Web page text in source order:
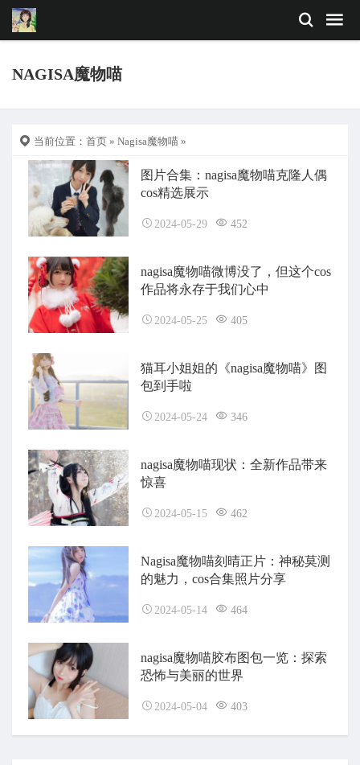
NAGISA魔物喵
当前位置： 首页 » Nagisa魔物喵 »
图片合集：nagisa魔物喵克隆人偶
cos精选展示
2024-05-29 452
nagisa魔物喵微博没了，但这个cos
作品将永存于我们心中
2024-05-25 405
猫耳小姐姐的《nagisa魔物喵》图
包到手啦
2024-05-24 346
nagisa魔物喵现状：全新作品带来
惊喜
2024-05-15 462
Nagisa魔物喵刻晴正片：神秘莫测
的魅力，cos合集照片分享
2024-05-14 464
nagisa魔物喵胶布图包一览：探索
恐怖与美丽的世界
2024-05-04 403